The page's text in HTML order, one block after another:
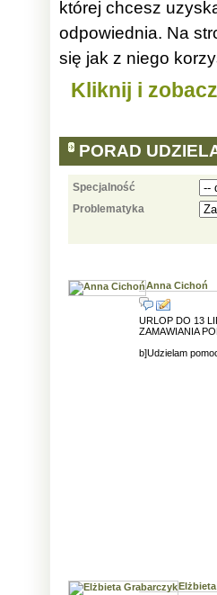
której chcesz
odpowiednia. Na
się jak z niego
Kliknij i
PORAD
Specjalność
Problematyka
Anna Cichoń
URLOP DO 13
ZAMAWIANIA
b]Udzielam